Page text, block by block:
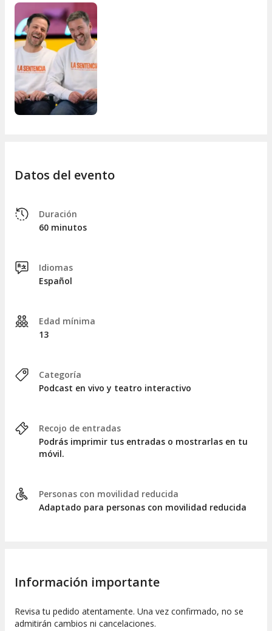
Datos del evento
Duración
60 minutos
Idiomas
Español
Edad mínima
13
Categoría
Podcast en vivo y teatro interactivo
Recojo de entradas
Podrás imprimir tus entradas o mostrarlas en tu
móvil.
Personas con movilidad reducida
Adaptado para personas con movilidad reducida
Información importante
Revisa tu pedido atentamente. Una vez confirmado, no se
admitirán cambios ni cancelaciones.